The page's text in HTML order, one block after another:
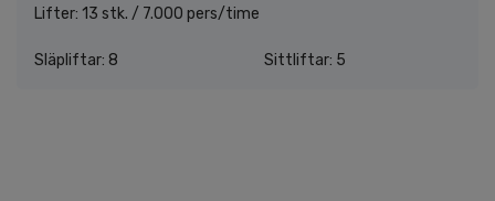
Lifter: 13 stk. / 7.000 pers/time
Släpliftar: 8 Sittliftar: 5